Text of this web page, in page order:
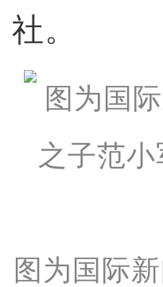
社。
图为国际